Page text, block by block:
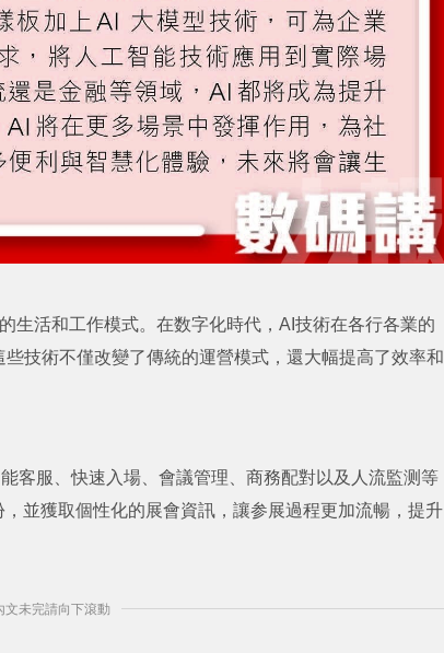
生活和工作模式。在数字化時代，AI技術在各行各業的
技術不僅改變了傳統的運營模式，還大幅提高了效率和
客服、快速入場、會議管理、商務配對以及人流監测等
並獲取個性化的展會資訊，讓参展過程更加流暢，提升
文未完請向下滾動